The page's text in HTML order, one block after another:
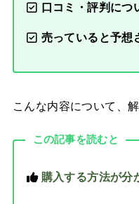
口コミ・評判につ
売っていると予想
こんな内容について、
この記事を読むと
購入する方法が分